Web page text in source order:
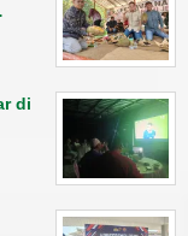
di